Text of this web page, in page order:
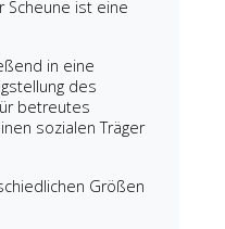
Scheune ist eine
in eine
des
betreutes
sozialen Träger
Größen